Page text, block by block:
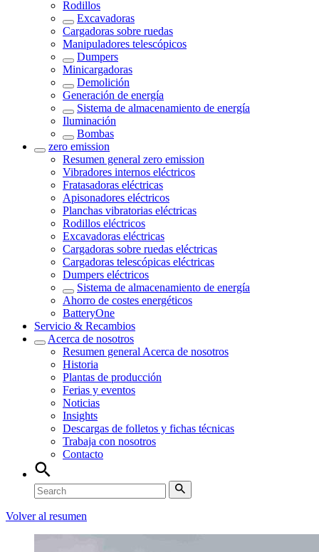
Rodillos
Excavadoras
Cargadoras sobre ruedas
Manipuladores telescópicos
Dumpers
Minicargadoras
Demolición
Generación de energía
Sistema de almacenamiento de energía
Iluminación
Bombas
zero emission
Resumen general zero emission
Vibradores internos eléctricos
Fratasadoras eléctricas
Apisonadores eléctricos
Planchas vibratorias eléctricas
Rodillos eléctricos
Excavadoras eléctricas
Cargadoras sobre ruedas eléctricas
Cargadoras telescópicas eléctricas
Dumpers eléctricos
Sistema de almacenamiento de energía
Ahorro de costes energéticos
BatteryOne
Servicio & Recambios
Acerca de nosotros
Resumen general Acerca de nosotros
Historia
Plantas de producción
Ferias y eventos
Noticias
Insights
Descargas de folletos y fichas técnicas
Trabaja con nosotros
Contacto
Volver al resumen